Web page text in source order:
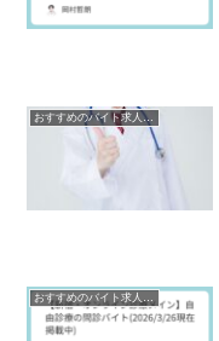
おすすめのバイト求人情報
おすすめのバイト求人情報